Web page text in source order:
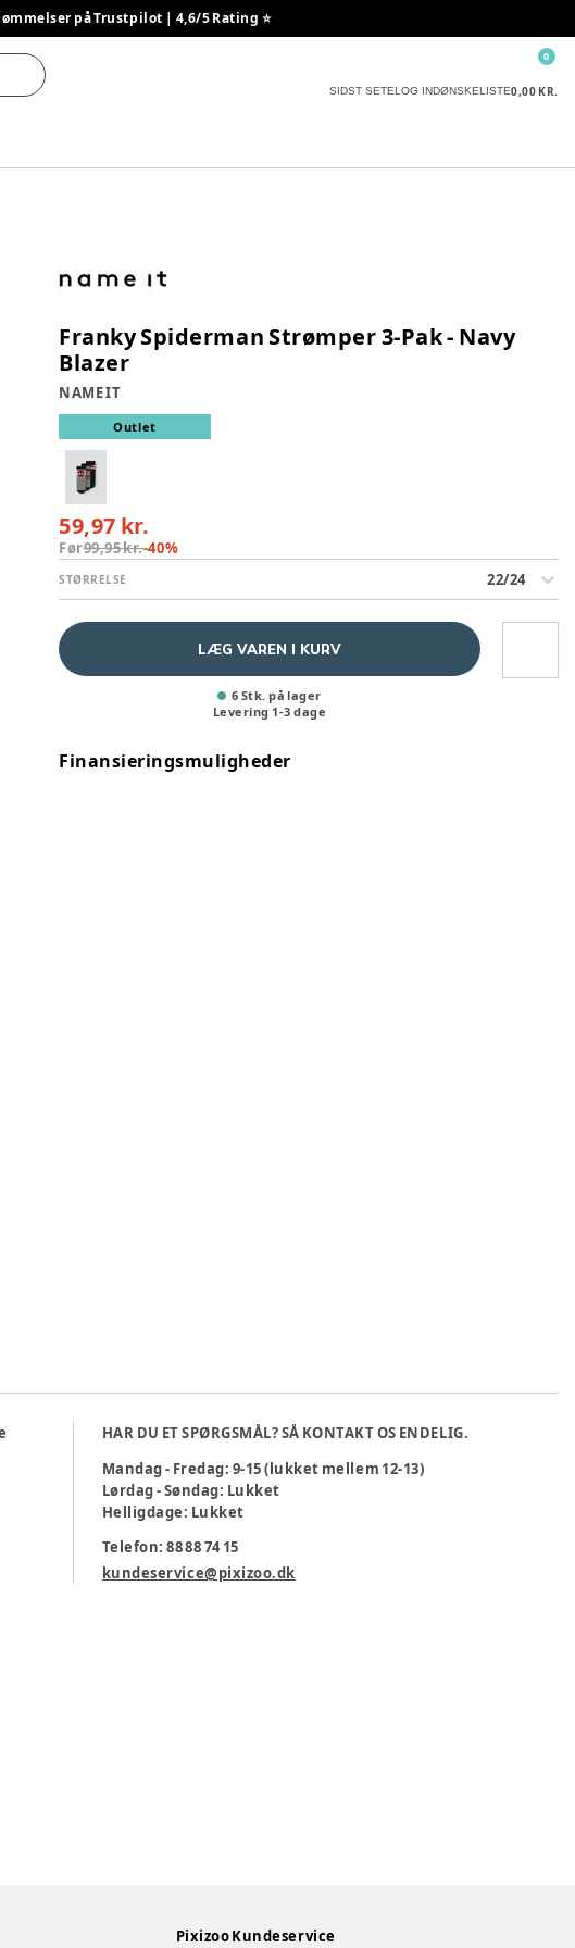
på Trustpilot | 4,6/5 Rating ⭐️
SIDST SETELOG INDØNSKELISTE0,00 KR.
0
Franky Spiderman Strømper 3-Pak - Navy
Blazer
NAME IT
Outlet
59,97 kr.
Før99,95 kr.-40%
STØRRELSE 22/24
LÆG VAREN I KURV
6 Stk. på lager
Levering 1-3 dage
Finansieringsmuligheder
HAR DU ET SPØRGSMÅL? SÅ KONTAKT OS ENDELIG.
Mandag - Fredag: 9-15 (lukket mellem 12-13)
Lørdag - Søndag: Lukket
Helligdage: Lukket
Telefon: 88 88 74 15
kundeservice@pixizoo.dk
Pixizoo Kundeservice